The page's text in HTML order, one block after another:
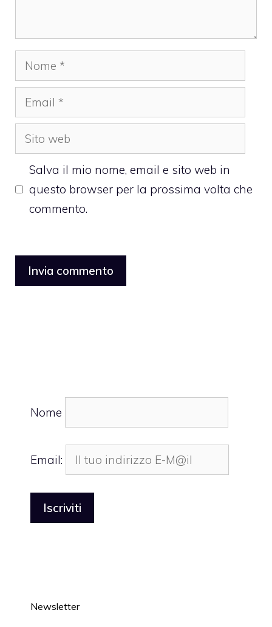
Nome
Email
Sito
web
Salva il mio nome, email e sito web in
questo browser per la prossima volta che
commento.
Nome
Email:
Newsletter